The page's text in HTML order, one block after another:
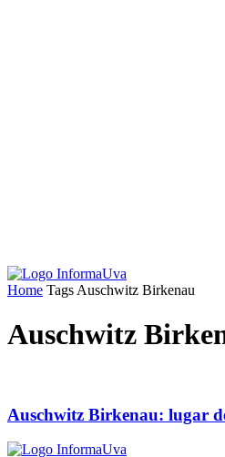
Home Tags Auschwitz Birkenau
Auschwitz
Auschwitz Birkenau: lugar